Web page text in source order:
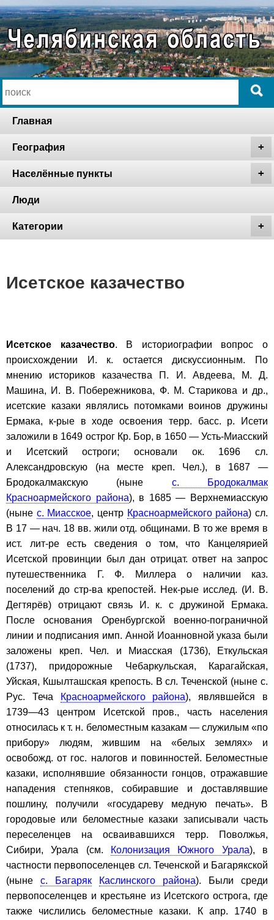
Главная
География
Населённые пункты
Люди
Категории
Исетское казачество
Исетское казачество. В историографии вопрос о
происхождении И. к. остается дискуссионным. По
мнению историков казачества П. И. Авдеева, М. Д.
Машина, И. В. Побережникова, Ф. М. Старикова и др.,
исетские казаки являлись потомками воинов дружины
Ермака, к-рые в ходе освоения терр. басс. р. Исети
заложили в 1649 острог Кр. Бор, в 1650 — Усть-Миасский
и Исетский остроги; основали ок. 1696 сл.
Александровскую (на месте креп. Чел.), в 1687 —
Бродокалмакскую (ныне с. Бродокалмак
Красноармейского района), в 1685 — Верхнемиасскую
(ныне с. Миасское, центр Красноармейского района) сл.
В 17 — нач. 18 вв. жили отд. общинами. В то же время в
ист. лит-ре есть сведения о том, что Канцелярией
Исетской провинции был дан отрицат. ответ на запрос
путешественника Г. Ф. Миллера о наличии каз.
поселений до стр-ва крепостей. Нек-рые исслед. (И. В.
Дегтярёв) отрицают связь И. к. с дружиной Ермака.
После основания Оренбургской военно-пограничной
линии и подписания имп. Анной Иоанновной указа были
заложены креп. Чел. и Миасская (1736), Еткульская
(1737), придорожные Чебаркульская, Карагайская,
Уйская, Кшылташская крепость. В сл. Теченской (ныне с.
Рус. Теча
Красноармейского района), являвшейся в
1739—43 центром Исетской пров., часть населения
относилась к т. н. беломестным казакам — служилым «по
прибору» людям, жившим на «белых землях» и
освобожд. от гос. налогов и повинностей. Беломестные
казаки, исполнявшие обязанности гонцов, отражавшие
нападения степняков, собиравшие и доставлявшие
пошлину, получили «государеву медную печать». В
городовые или беломестные казаки записывали часть
переселенцев на осваивавшихся терр. Поволжья,
Сибири, Урала (см.
Колонизация Южного Урала), в
частности первопоселенцев сл. Теченской и Багарякской
(ныне с. Багаряк Каслинского района). Были среди
первопоселенцев и крестьяне из Исетского острога, где
также числились беломестные казаки. К апр. 1740 в